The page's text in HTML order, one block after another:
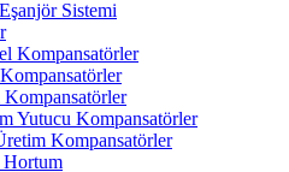
Sistemi
Kompansatörler
Kompansatörler
Yutucu Kompansatörler
Kompansatörler
Hortum